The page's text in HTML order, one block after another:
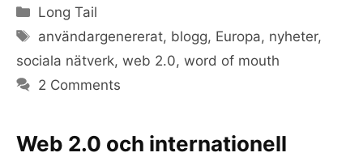
Categories
Long Tail
Tags
användargenererat, blogg, Europa, nyheter,
sociala nätverk, web 2.0, word of mouth
2 Comments
Web 2.0 och internationell